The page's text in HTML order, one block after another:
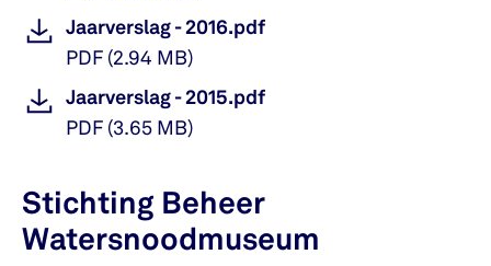
Jaarverslag - 2016.pdf
PDF (2.94 MB)
Jaarverslag - 2015.pdf
PDF (3.65 MB)
Stichting Beheer
Watersnoodmuseum